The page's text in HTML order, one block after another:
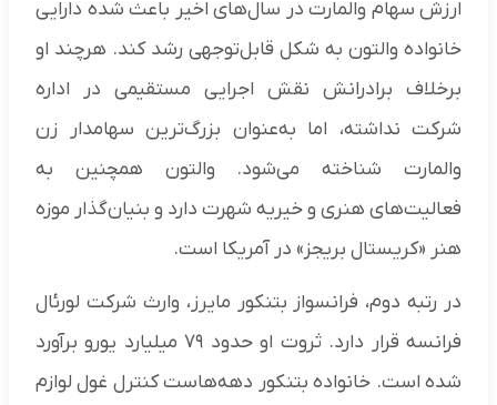
ارزش سهام والمارت در سال‌های اخیر باعث شده دارایی
خانواده والتون به شکل قابل‌توجهی رشد کند. هرچند او
برخلاف برادرانش نقش اجرایی مستقیمی در اداره
شرکت نداشته، اما به‌عنوان بزرگ‌ترین سهامدار زن
والمارت شناخته می‌شود. والتون همچنین به
فعالیت‌های هنری و خیریه شهرت دارد و بنیان‌گذار موزه
هنر «کریستال بریجز» در آمریکا است.
در رتبه دوم، فرانسواز بتنکور مایرز، وارث شرکت لورئال
فرانسه قرار دارد. ثروت او حدود ۷۹ میلیارد یورو برآورد
شده است. خانواده بتنکور دهه‌هاست کنترل غول لوازم